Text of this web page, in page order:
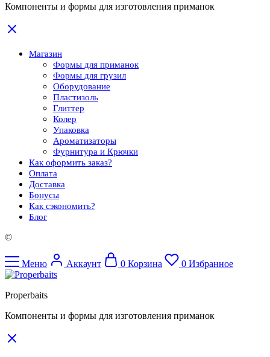
Компоненты и формы для изготовления приманок
Магазин
Формы для приманок
Формы для грузил
Оборудование
Пластизоль
Глиттер
Колер
Упаковка
Ароматизаторы
Фурнитура и Крючки
Как оформить заказ?
Оплата
Доставка
Бонусы
Как сэкономить?
Блог
©
Меню Аккаунт 0 Корзина 0 Избранное
Properbaits
Компоненты и формы для изготовления приманок